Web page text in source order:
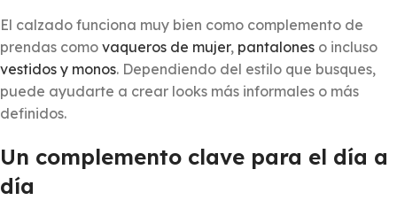
El calzado funciona muy bien como complemento de
prendas como vaqueros de mujer, pantalones o incluso
vestidos y monos. Dependiendo del estilo que busques,
puede ayudarte a crear looks más informales o más
definidos.
Un complemento clave para el día a
día